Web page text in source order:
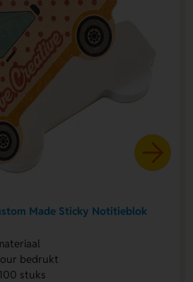
Made Sticky Notitieblok
bedrukt
stuks